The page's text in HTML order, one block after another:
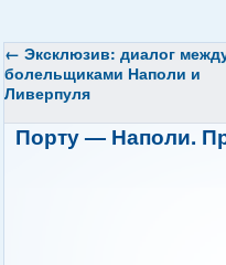
← Эксклюзив: диалог
болельщиками Наполи и
Ливерпуля
Порту — Наполи.